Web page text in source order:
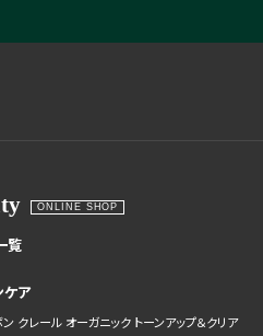
ONLINE SHOP
覧
ケア
クレール オーガニック トーンアップ＆クリア